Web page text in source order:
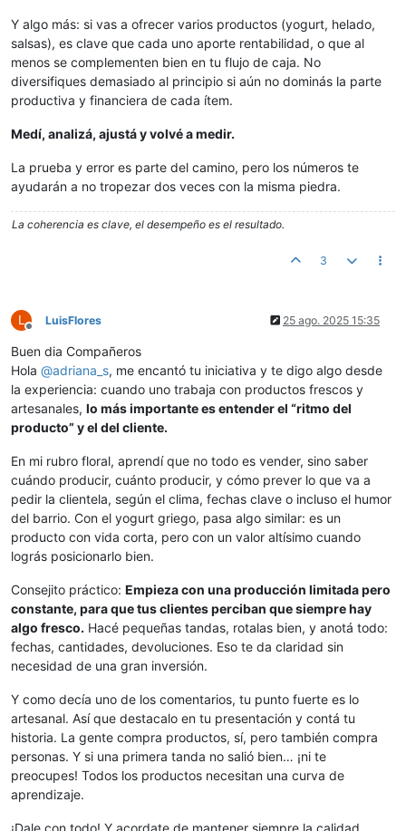
Y algo más: si vas a ofrecer varios productos (yogurt, helado,
salsas), es clave que cada uno aporte rentabilidad, o que al
menos se complementen bien en tu flujo de caja. No
diversifiques demasiado al principio si aún no dominás la parte
productiva y financiera de cada ítem.
Medí, analizá, ajustá y volvé a medir.
La prueba y error es parte del camino, pero los números te
ayudarán a no tropezar dos veces con la misma piedra.
La coherencia es clave, el desempeño es el resultado.
3
L
Desconectado
LuisFlores 25 ago. 2025 15:35
Buen dia Compañeros
Hola @adriana_s, me encantó tu iniciativa y te digo algo desde
la experiencia: cuando uno trabaja con productos frescos y
artesanales, lo más importante es entender el “ritmo del
producto” y el del cliente.
En mi rubro floral, aprendí que no todo es vender, sino saber
cuándo producir, cuánto producir, y cómo prever lo que va a
pedir la clientela, según el clima, fechas clave o incluso el humor
del barrio. Con el yogurt griego, pasa algo similar: es un
producto con vida corta, pero con un valor altísimo cuando
lográs posicionarlo bien.
Consejito práctico: Empieza con una producción limitada pero
constante, para que tus clientes perciban que siempre hay
algo fresco. Hacé pequeñas tandas, rotalas bien, y anotá todo:
fechas, cantidades, devoluciones. Eso te da claridad sin
necesidad de una gran inversión.
Y como decía uno de los comentarios, tu punto fuerte es lo
artesanal. Así que destacalo en tu presentación y contá tu
historia. La gente compra productos, sí, pero también compra
personas. Y si una primera tanda no salió bien… ¡ni te
preocupes! Todos los productos necesitan una curva de
aprendizaje.
¡Dale con todo! Y acordate de mantener siempre la calidad